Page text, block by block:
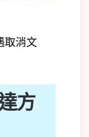
取消文
方